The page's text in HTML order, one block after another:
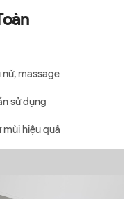
nữ, massage
sử dụng
mùi hiệu quả